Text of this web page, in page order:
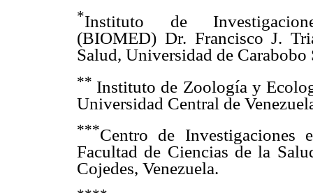
*Instituto de
(BIOMED) Dr. Francisco J.
Salud, Universidad de Carabobo
** Instituto de Zoología y
Universidad Central de
***Centro de Investigaciones
Facultad de Ciencias de la
Cojedes, Venezuela.